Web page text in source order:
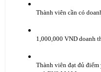
Thành viên cần có
1,000,000 VND doanh
Thành viên đạt đủ điểm